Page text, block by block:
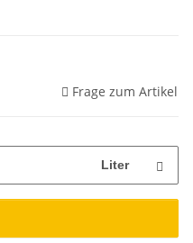
Frage zum Artikel
Liter